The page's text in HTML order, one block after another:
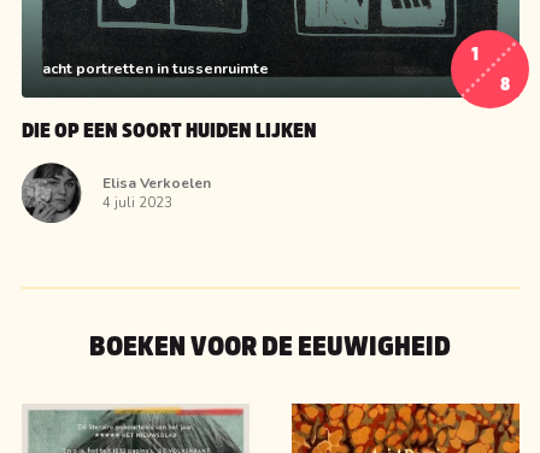
acht portretten in tussenruimte
1
8
DIE OP EEN SOORT HUIDEN LIJKEN
Elisa Verkoelen
4 juli 2023
BOEKEN VOOR DE EEUWIGHEID